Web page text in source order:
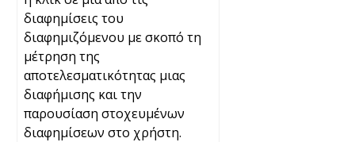
διαφημίσεις του
διαφημιζόμενου με σκοπό τη
μέτρηση της
αποτελεσματικότητας μιας
διαφήμισης και την
παρουσίαση στοχευμένων
διαφημίσεων στο χρήστη.